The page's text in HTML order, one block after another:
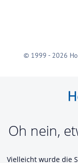
© 1999 - 2026
Oh nein,
Vielleicht wurde die